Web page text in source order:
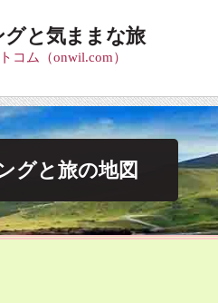
と気ままな旅
コム（onwil.com）
グと旅の地図